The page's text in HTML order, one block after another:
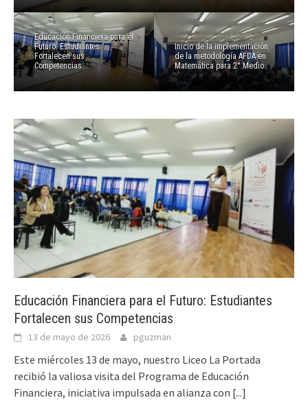
Educación Financiera para el
Futuro: Estudiantes
Fortalecen sus
Competencias
Inicio de la implementación
de la metodología AFDA en
Matemática para 2° Medio
Educación Financiera para el Futuro: Estudiantes
Fortalecen sus Competencias
13 de mayo de 2026 pguzman
Este miércoles 13 de mayo, nuestro Liceo La Portada
recibió la valiosa visita del Programa de Educación
Financiera, iniciativa impulsada en alianza con [...]